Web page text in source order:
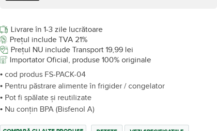
Livrare în 1-3 zile lucrătoare
Prețul include TVA 21%
Prețul NU include Transport 19,99 lei
Importator Oficial, produse 100% originale
• cod produs FS-PACK-04
• Pentru păstrare alimente în frigider / congelator
• Pot fi spălate și reutilizate
• Nu conţin BPA (Bisfenol A)